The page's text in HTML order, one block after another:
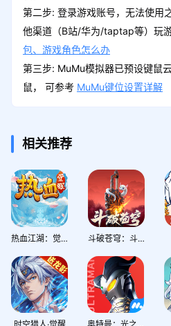
第二步: 登录游戏账号，无法使用
他渠道（B站/华为/taptap等）玩
包、游戏角色怎么办
第三步: MuMu模拟器已预设键鼠
鼠， 可参考 MuMu键位设置详解
相关推荐
热血江湖：觉醒 斗破苍穹：斗帝之路